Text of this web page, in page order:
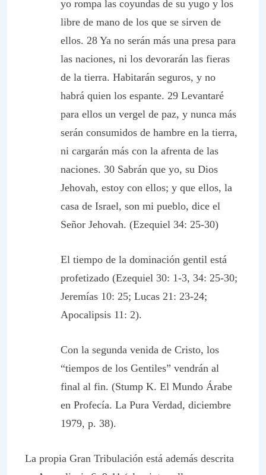
yo rompa las coyundas de su yugo y los
libre de mano de los que se sirven de
ellos. 28 Ya no serán más una presa para
las naciones, ni los devorarán las fieras
de la tierra. Habitarán seguros, y no
habrá quien los espante. 29 Levantaré
para ellos un vergel de paz, y nunca más
serán consumidos de hambre en la tierra,
ni cargarán más con la afrenta de las
naciones. 30 Sabrán que yo, su Dios
Jehovah, estoy con ellos; y que ellos, la
casa de Israel, son mi pueblo, dice el
Señor Jehovah. (Ezequiel 34: 25-30)
El tiempo de la dominación gentil está
profetizado (Ezequiel 30: 1-3, 34: 25-30;
Jeremías 10: 25; Lucas 21: 23-24;
Apocalipsis 11: 2).
Con la segunda venida de Cristo, los
“tiempos de los Gentiles” vendrán al
final al fin. (Stump K. El Mundo Árabe
en Profecía. La Pura Verdad, diciembre
1979, p. 38).
La propia Gran Tribulación está además descrita